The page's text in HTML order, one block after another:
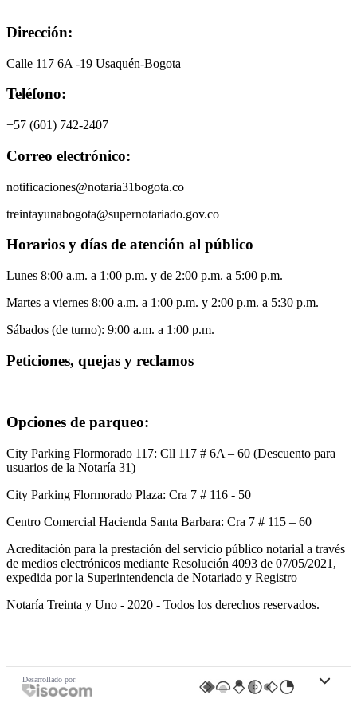
Dirección:
Calle 117 6A -19 Usaquén-Bogota
Teléfono:
+57 (601) 742-2407
Correo electrónico:
notificaciones@notaria31bogota.co
treintayunabogota@supernotariado.gov.co
Horarios y días de atención al público
Lunes 8:00 a.m. a 1:00 p.m. y de 2:00 p.m. a 5:00 p.m.
Martes a viernes 8:00 a.m. a 1:00 p.m. y 2:00 p.m. a 5:30 p.m.
Sábados (de turno): 9:00 a.m. a 1:00 p.m.
Peticiones, quejas y reclamos
Opciones de parqueo:
City Parking Flormorado 117: Cll 117 # 6A – 60 (Descuento para
usuarios de la Notaría 31)
City Parking Flormorado Plaza: Cra 7 # 116 - 50
Centro Comercial Hacienda Santa Barbara: Cra 7 # 115 – 60
Acreditación para la prestación del servicio público notarial a través
de medios electrónicos mediante Resolución 4093 de 07/05/2021,
expedida por la Superintendencia de Notariado y Registro
Notaría Treinta y Uno - 2020 - Todos los derechos reservados.